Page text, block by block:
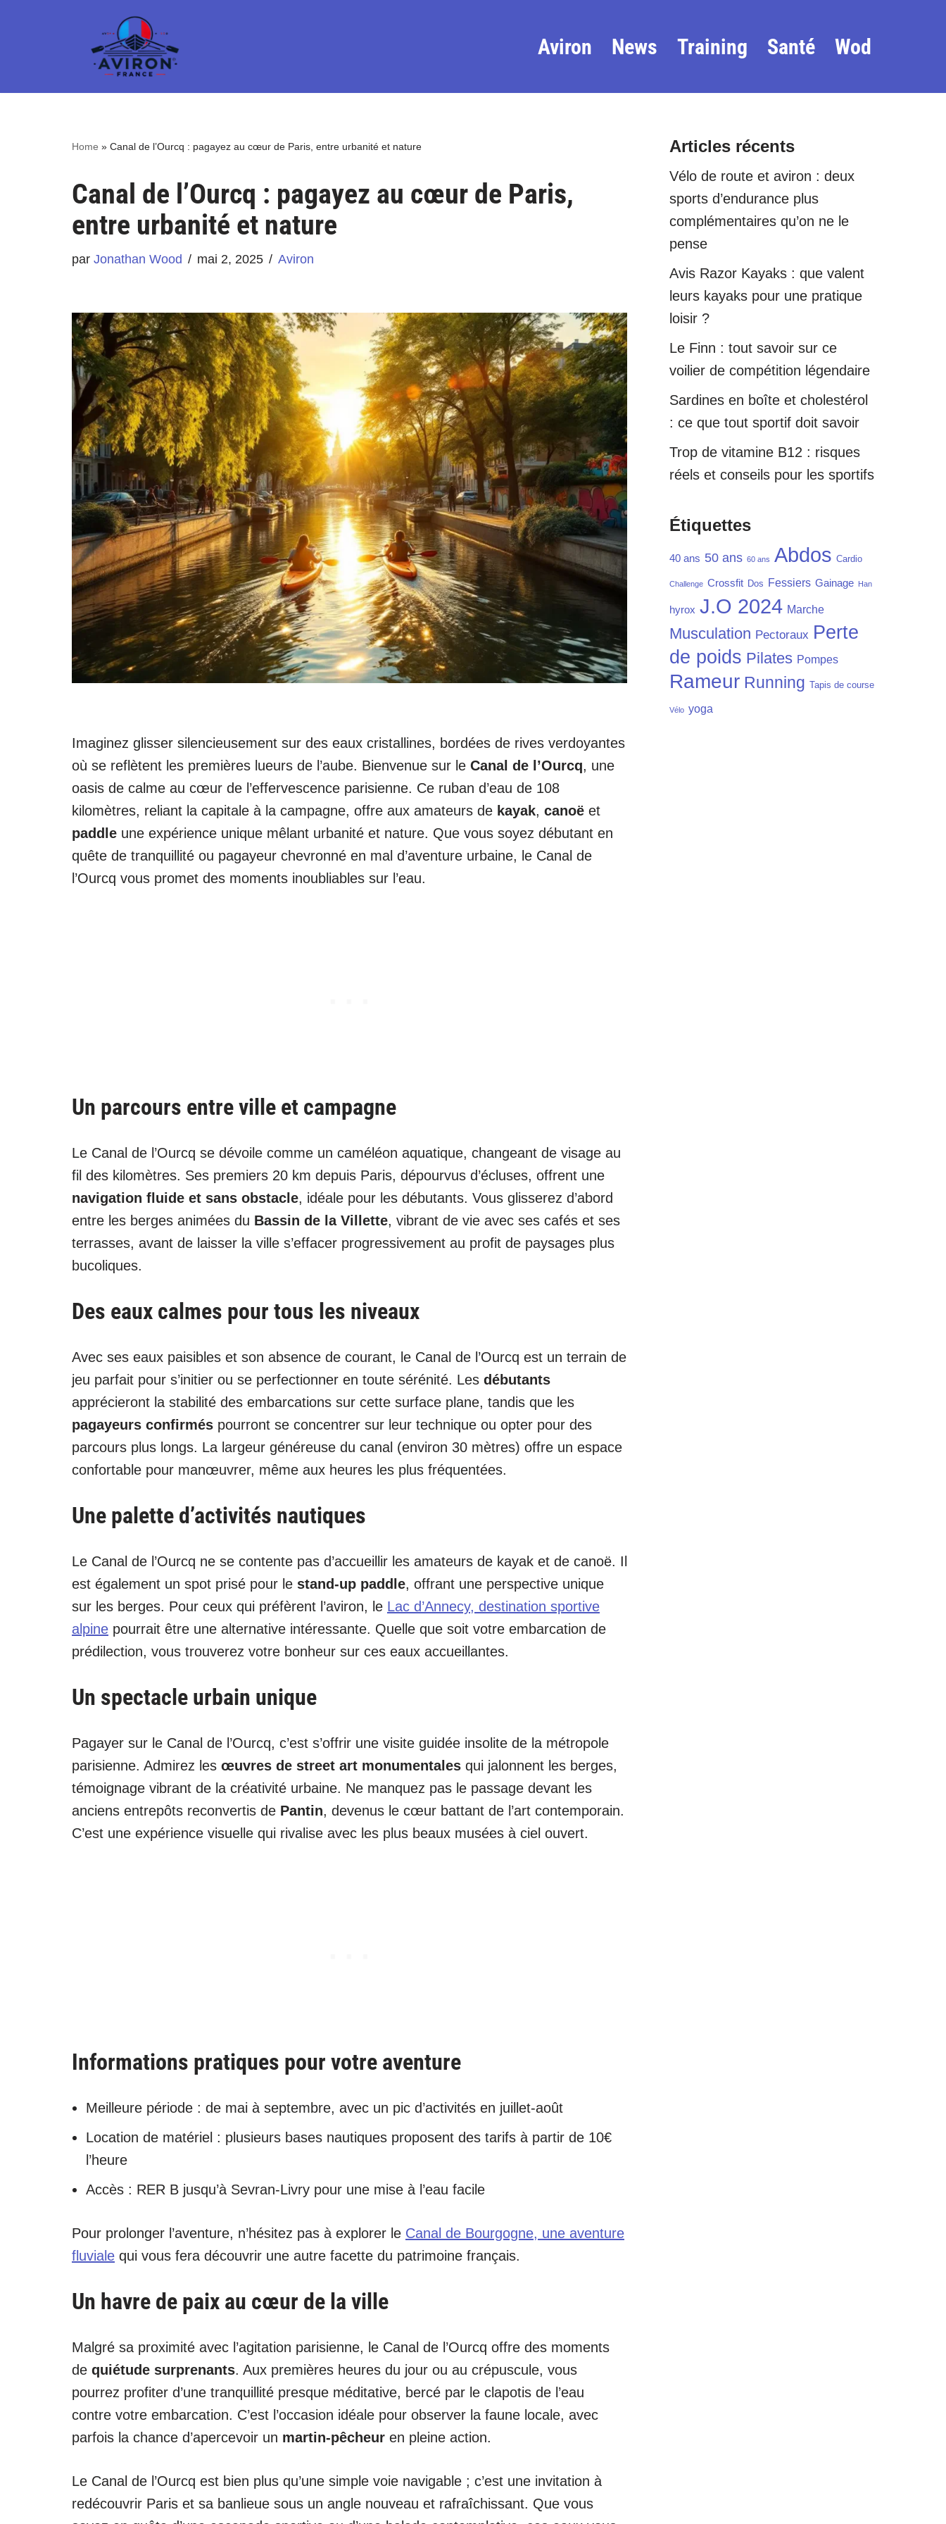
Aviron News Training Santé Wod
Home » Canal de l’Ourcq : pagayez au cœur de Paris, entre urbanité et nature
Canal de l’Ourcq : pagayez au cœur de Paris,
entre urbanité et nature
par Jonathan Wood mai 2, 2025 Aviron
Imaginez glisser silencieusement sur des eaux cristallines, bordées de rives verdoyantes
où se reflètent les premières lueurs de l’aube. Bienvenue sur le Canal de l’Ourcq, une
oasis de calme au cœur de l’effervescence parisienne. Ce ruban d’eau de 108
kilomètres, reliant la capitale à la campagne, offre aux amateurs de kayak, canoë et
paddle une expérience unique mêlant urbanité et nature. Que vous soyez débutant en
quête de tranquillité ou pagayeur chevronné en mal d’aventure urbaine, le Canal de
l’Ourcq vous promet des moments inoubliables sur l’eau.
Un parcours entre ville et campagne
Le Canal de l’Ourcq se dévoile comme un caméléon aquatique, changeant de visage au
fil des kilomètres. Ses premiers 20 km depuis Paris, dépourvus d’écluses, offrent une
navigation fluide et sans obstacle, idéale pour les débutants. Vous glisserez d’abord
entre les berges animées du Bassin de la Villette, vibrant de vie avec ses cafés et ses
terrasses, avant de laisser la ville s’effacer progressivement au profit de paysages plus
bucoliques.
Des eaux calmes pour tous les niveaux
Avec ses eaux paisibles et son absence de courant, le Canal de l’Ourcq est un terrain de
jeu parfait pour s’initier ou se perfectionner en toute sérénité. Les débutants
apprécieront la stabilité des embarcations sur cette surface plane, tandis que les
pagayeurs confirmés pourront se concentrer sur leur technique ou opter pour des
parcours plus longs. La largeur généreuse du canal (environ 30 mètres) offre un espace
confortable pour manœuvrer, même aux heures les plus fréquentées.
Une palette d’activités nautiques
Le Canal de l’Ourcq ne se contente pas d’accueillir les amateurs de kayak et de canoë. Il
est également un spot prisé pour le stand-up paddle, offrant une perspective unique
sur les berges. Pour ceux qui préfèrent l’aviron, le Lac d’Annecy, destination sportive
alpine pourrait être une alternative intéressante. Quelle que soit votre embarcation de
prédilection, vous trouverez votre bonheur sur ces eaux accueillantes.
Un spectacle urbain unique
Pagayer sur le Canal de l’Ourcq, c’est s’offrir une visite guidée insolite de la métropole
parisienne. Admirez les œuvres de street art monumentales qui jalonnent les berges,
témoignage vibrant de la créativité urbaine. Ne manquez pas le passage devant les
anciens entrepôts reconvertis de Pantin, devenus le cœur battant de l’art contemporain.
C’est une expérience visuelle qui rivalise avec les plus beaux musées à ciel ouvert.
Informations pratiques pour votre aventure
Meilleure période : de mai à septembre, avec un pic d’activités en juillet-août
Location de matériel : plusieurs bases nautiques proposent des tarifs à partir de 10€
l’heure
Accès : RER B jusqu’à Sevran-Livry pour une mise à l’eau facile
Pour prolonger l’aventure, n’hésitez pas à explorer le Canal de Bourgogne, une aventure
fluviale qui vous fera découvrir une autre facette du patrimoine français.
Un havre de paix au cœur de la ville
Malgré sa proximité avec l’agitation parisienne, le Canal de l’Ourcq offre des moments
de quiétude surprenants. Aux premières heures du jour ou au crépuscule, vous
pourrez profiter d’une tranquillité presque méditative, bercé par le clapotis de l’eau
contre votre embarcation. C’est l’occasion idéale pour observer la faune locale, avec
parfois la chance d’apercevoir un martin-pêcheur en pleine action.
Le Canal de l’Ourcq est bien plus qu’une simple voie navigable ; c’est une invitation à
redécouvrir Paris et sa banlieue sous un angle nouveau et rafraîchissant. Que vous
Articles récents
Vélo de route et aviron : deux
sports d’endurance plus
complémentaires qu’on ne le
pense
Avis Razor Kayaks : que valent
leurs kayaks pour une pratique
loisir ?
Le Finn : tout savoir sur ce
voilier de compétition légendaire
Sardines en boîte et cholestérol
: ce que tout sportif doit savoir
Trop de vitamine B12 : risques
réels et conseils pour les sportifs
Étiquettes
40 ans 50 ans 60 ans Abdos Cardio
Challenge Crossfit Dos Fessiers Gainage Han
hyrox J.O 2024 Marche
Musculation Pectoraux Perte
de poids Pilates Pompes
Rameur Running Tapis de course
Vélo yoga